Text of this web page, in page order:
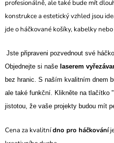
profesionálně, ale také bude mít
konstrukce a estetický vzhled jsou
jde o háčkované košíky, kabelky
Jste připraveni pozvednout své
Objednejte si naše laserem
bez hranic. S naším kvalitním dnem
ale také funkční. Klikněte na tlačítko
jistotou, že vaše projekty budou mít
Cena za kvalitnídno pro háčkování